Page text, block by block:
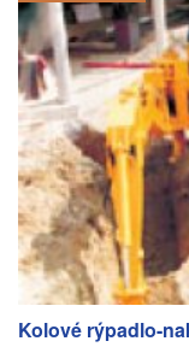
Kolové rýpadlo-